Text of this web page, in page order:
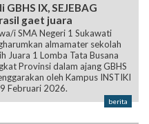
GBHS IX, SEJEBAG
gaet juara
i SMA Negeri 1 Sukawati
almamater sekolah
Juara 1 Lomba Tata Busana
Provinsi dalam ajang GBHS
oleh Kampus INSTIKI
Februari 2026.
berita